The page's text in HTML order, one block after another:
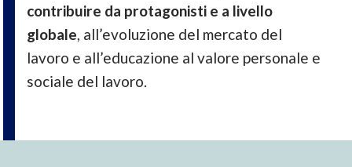
contribuire da protagonisti e a livello
globale , all’evoluzione del mercato del
lavoro e all’educazione al valore personale e
sociale del lavoro.